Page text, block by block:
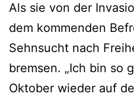
Als sie von der
dem kommenden
Sehnsucht nach
bremsen. „Ich bin so
Oktober wieder auf